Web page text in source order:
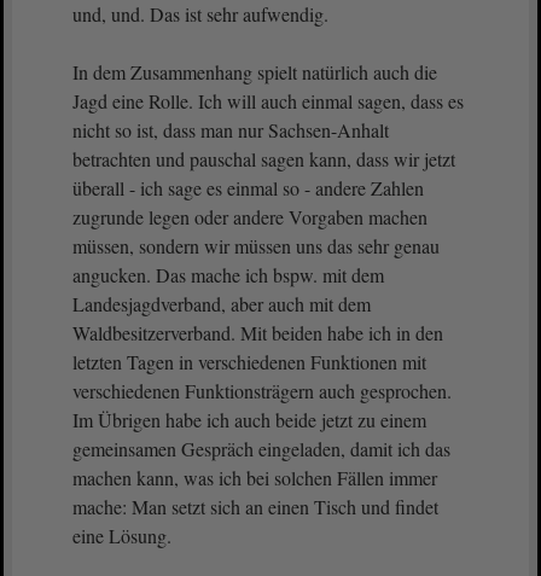
und, und. Das ist sehr aufwendig.
In dem Zusammenhang spielt natürlich auch die
Jagd eine Rolle. Ich will auch einmal sagen, dass es
nicht so ist, dass man nur Sachsen-Anhalt
betrachten und pauschal sagen kann, dass wir jetzt
überall - ich sage es einmal so - andere Zahlen
zugrunde legen oder andere Vorgaben machen
müssen, sondern wir müssen uns das sehr genau
angucken. Das mache ich bspw. mit dem
Landesjagdverband, aber auch mit dem
Waldbesitzerverband. Mit beiden habe ich in den
letzten Tagen in verschiedenen Funktionen mit
verschiedenen Funktionsträgern auch gesprochen.
Im Übrigen habe ich auch beide jetzt zu einem
gemeinsamen Gespräch eingeladen, damit ich das
machen kann, was ich bei solchen Fällen immer
mache: Man setzt sich an einen Tisch und findet
eine Lösung.